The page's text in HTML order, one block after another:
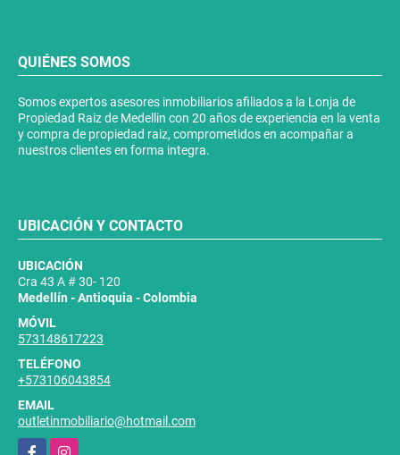
QUIÉNES SOMOS
Somos expertos asesores inmobiliarios afiliados a la Lonja de
Propiedad Raiz de Medellin con 20 años de experiencia en la venta
y compra de propiedad raiz, comprometidos en acompañar a
nuestros clientes en forma integra.
UBICACIÓN Y CONTACTO
UBICACIÓN
Cra 43 A # 30- 120
Medellín - Antioquia - Colombia
MÓVIL
573148617223
TELÉFONO
+573106043854
EMAIL
outletinmobiliario@hotmail.com
FacebookInstagram